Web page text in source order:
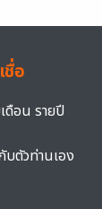
ชื่อ
ดือน รายปี
ตัวท่านเอง